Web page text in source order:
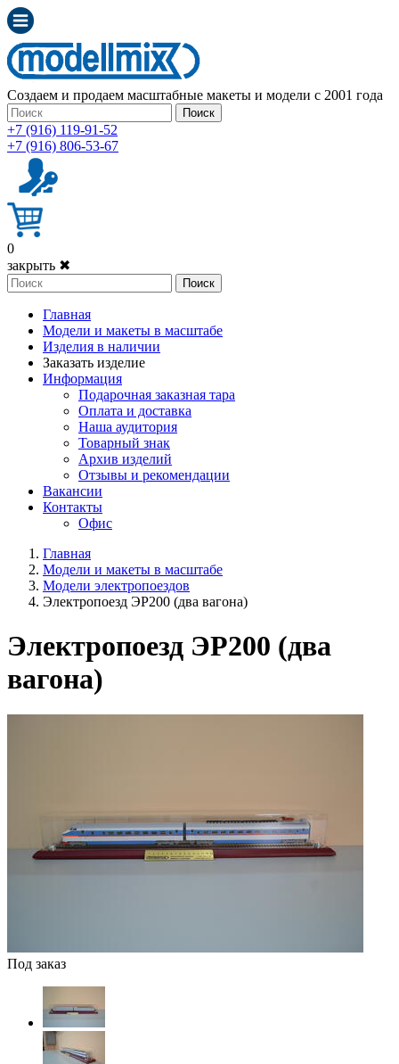
Создаем и продаем масштабные макеты и модели с 2001 года
Поиск
+7 (916) 119-91-52
+7 (916) 806-53-67
0
закрыть ✖
Поиск
Главная
Модели и макеты в масштабе
Изделия в наличии
Заказать изделие
Информация
Подарочная заказная тара
Оплата и доставка
Наша аудитория
Товарный знак
Архив изделий
Отзывы и рекомендации
Вакансии
Контакты
Офис
Главная
Модели и макеты в масштабе
Модели электропоездов
Электропоезд ЭР200 (два вагона)
Электропоезд ЭР200 (два
вагона)
Под заказ